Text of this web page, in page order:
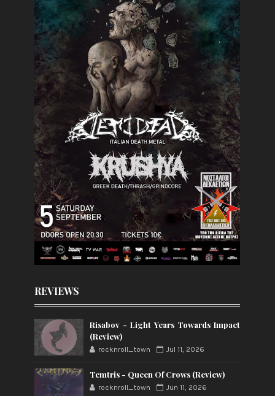
REVIEWS
Risabov - Light Years Towards Impact
(Review)
rocknroll_town Jul 11, 2026
Temtris - Queen Of Crows (Review)
rocknroll_town Jun 11, 2026